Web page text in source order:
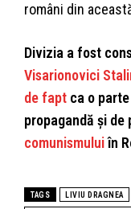
români din
Divizia a fost
Visarionovici
de fapt ca o
propagandă și
comunismuluiîn
TAGS LIVIU DRAGNEA